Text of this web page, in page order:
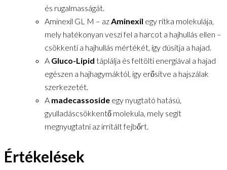
és rugalmasságát.
Aminexil GL M – azAminexil egy ritka molekulája,
mely hatékonyan veszi fel a harcot a hajhullás ellen –
csökkenti a hajhullás mértékét, így dúsítja a hajad.
A Gluco-Lipid táplálja és feltölti energiával a hajad
egészen a hajhagymáktól, így erősítve a hajszálak
szerkezetét.
A madecassoside egy nyugtató hatású,
gyulladáscsökkentő molekula, mely segít
megnyugtatni az irritált fejbőrt.
Értékelések